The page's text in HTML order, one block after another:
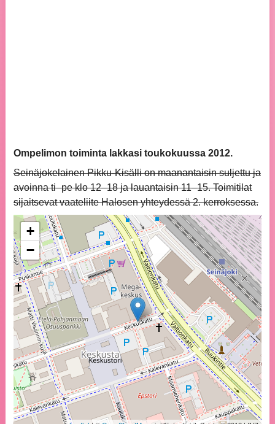
Ompelimon toiminta lakkasi toukokuussa 2012.
Seinäjokelainen Pikku-Kisälli on maanantaisin suljettu ja
avoinna ti–pe klo 12–18 ja lauantaisin 11–15. Toimitilat
sijaitsevat vaateliite Halosen yhteydessä 2. kerroksessa.
+
−